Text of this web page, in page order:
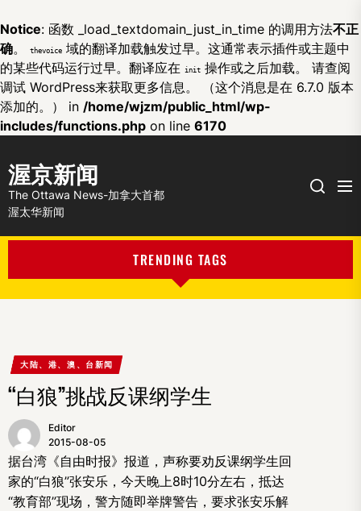
Notice: 函数 _load_textdomain_just_in_time 的调用方法不正
确。 thevoice 域的翻译加载触发过早。这通常表示插件或主题中
的某些代码运行过早。翻译应在
init 操作或之后加载。 请查阅
调试 WordPress来获取更多信息。 （这个消息是在 6.7.0 版本
添加的。） in /home/wjzm/public_html/wp-
includes/functions.php on line 6170
渥京新闻
The Ottawa News-加拿大首都
渥太华新闻
Search
TRENDING TAGS
大陆、港、澳、台新闻
“白狼”挑战反课纲学生
Editor
2015-08-05
据台湾《自由时报》报道，声称要劝反课纲学生回
家的“白狼”张安乐，今天晚上8时10分左右，抵达
“教育部”现场，警方随即举牌警告，要求张安乐解